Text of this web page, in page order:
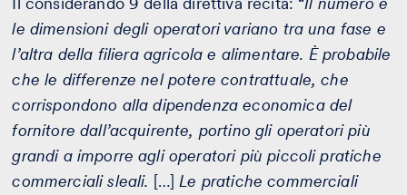
le dimensioni degli operatori variano tra una fase e
l’altra della filiera agricola e alimentare. È probabile
che le differenze nel potere contrattuale, che
corrispondono alla dipendenza economica del
fornitore dall’acquirente, portino gli operatori più
grandi a imporre agli operatori più piccoli pratiche
commerciali sleali. […] Le pratiche commerciali